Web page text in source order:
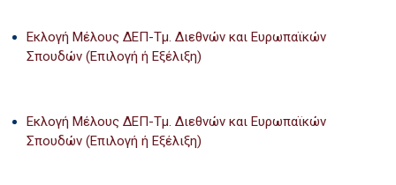
Εκλογή Μέλους ΔΕΠ-Τμ. Διεθνών και Ευρωπαϊκών
Σπουδών (Επιλογή ή Εξέλιξη)
Εκλογή Μέλους ΔΕΠ-Τμ. Διεθνών και Ευρωπαϊκών
Σπουδών (Επιλογή ή Εξέλιξη)